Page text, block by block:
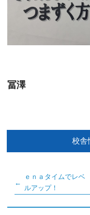
冨澤
校舎
ｅｎａタイムでレベ
ルアップ！